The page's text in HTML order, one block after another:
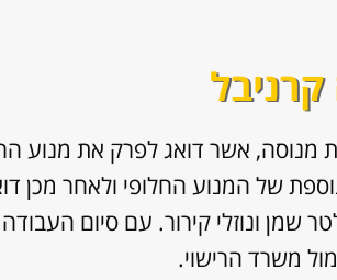
מנוסה, אשר דואג לפרק את מנוע
של המנוע החלופי ולאחר מכן
ונוזלי קירור. עם סיום
משרד הרישוי.